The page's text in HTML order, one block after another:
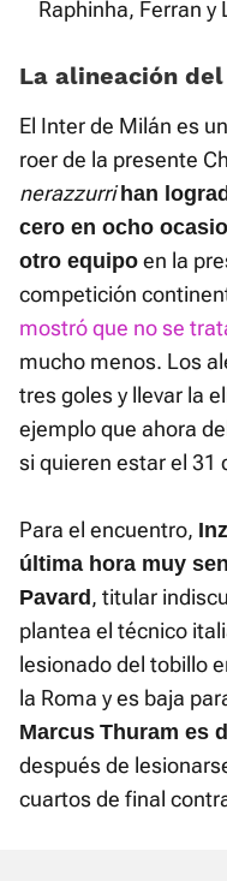
Raphinha, Ferran y
La alineación
El Inter de Milán es
roer de la presente
nerazzurri han
cero en ocho
otro equipo en la
competición
mostró que no se
mucho menos. Los
tres goles y llevar la
ejemplo que ahora
si quieren estar el 31
Para el encuentro,
última hora muy
Pavard , titular
plantea el técnico
lesionado del tobillo
la Roma y es baja
Marcus Thuram es
después de
cuartos de final